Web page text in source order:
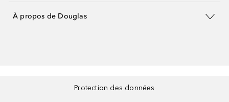
À propos de Douglas
Protection des données